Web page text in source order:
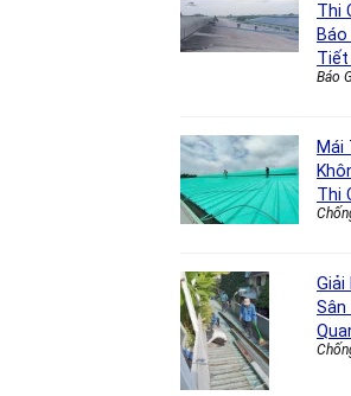
Thi
Tiết
Báo
Mái
Thi
Giải
Sân